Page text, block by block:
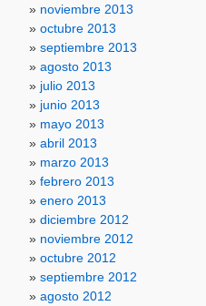
noviembre 2013
octubre 2013
septiembre 2013
agosto 2013
julio 2013
junio 2013
mayo 2013
abril 2013
marzo 2013
febrero 2013
enero 2013
diciembre 2012
noviembre 2012
octubre 2012
septiembre 2012
agosto 2012